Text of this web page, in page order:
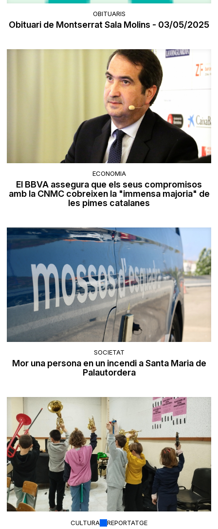
OBITUARIS
Obituari de Montserrat Sala Molins - 03/05/2025
ECONOMIA
El BBVA assegura que els seus compromisos
amb la CNMC cobreixen la "immensa majoria" de
les pimes catalanes
SOCIETAT
Mor una persona en un incendi a Santa Maria de
Palautordera
CULTURA REPORTATGE